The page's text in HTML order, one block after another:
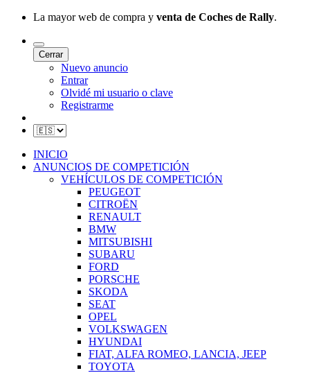
La mayor web de compra y venta de Coches de Rally.
Cerrar
Nuevo anuncio
Entrar
Olvidé mi usuario o clave
Registrarme
INICIO
ANUNCIOS DE COMPETICIÓN
VEHÍCULOS DE COMPETICIÓN
PEUGEOT
CITROËN
RENAULT
BMW
MITSUBISHI
SUBARU
FORD
PORSCHE
SKODA
SEAT
OPEL
VOLKSWAGEN
HYUNDAI
FIAT, ALFA ROMEO, LANCIA, JEEP
TOYOTA